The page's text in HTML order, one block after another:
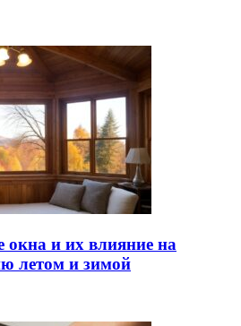
окна и их влияние на
летом и зимой